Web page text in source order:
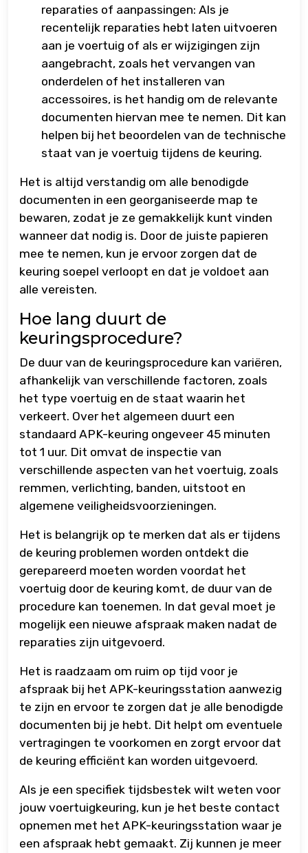
reparaties of aanpassingen: Als je
recentelijk reparaties hebt laten uitvoeren
aan je voertuig of als er wijzigingen zijn
aangebracht, zoals het vervangen van
onderdelen of het installeren van
accessoires, is het handig om de relevante
documenten hiervan mee te nemen. Dit kan
helpen bij het beoordelen van de technische
staat van je voertuig tijdens de keuring.
Het is altijd verstandig om alle benodigde
documenten in een georganiseerde map te
bewaren, zodat je ze gemakkelijk kunt vinden
wanneer dat nodig is. Door de juiste papieren
mee te nemen, kun je ervoor zorgen dat de
keuring soepel verloopt en dat je voldoet aan
alle vereisten.
Hoe lang duurt de
keuringsprocedure?
De duur van de keuringsprocedure kan variëren,
afhankelijk van verschillende factoren, zoals
het type voertuig en de staat waarin het
verkeert. Over het algemeen duurt een
standaard APK-keuring ongeveer 45 minuten
tot 1 uur. Dit omvat de inspectie van
verschillende aspecten van het voertuig, zoals
remmen, verlichting, banden, uitstoot en
algemene veiligheidsvoorzieningen.
Het is belangrijk op te merken dat als er tijdens
de keuring problemen worden ontdekt die
gerepareerd moeten worden voordat het
voertuig door de keuring komt, de duur van de
procedure kan toenemen. In dat geval moet je
mogelijk een nieuwe afspraak maken nadat de
reparaties zijn uitgevoerd.
Het is raadzaam om ruim op tijd voor je
afspraak bij het APK-keuringsstation aanwezig
te zijn en ervoor te zorgen dat je alle benodigde
documenten bij je hebt. Dit helpt om eventuele
vertragingen te voorkomen en zorgt ervoor dat
de keuring efficiënt kan worden uitgevoerd.
Als je een specifiek tijdsbestek wilt weten voor
jouw voertuigkeuring, kun je het beste contact
opnemen met het APK-keuringsstation waar je
een afspraak hebt gemaakt. Zij kunnen je meer